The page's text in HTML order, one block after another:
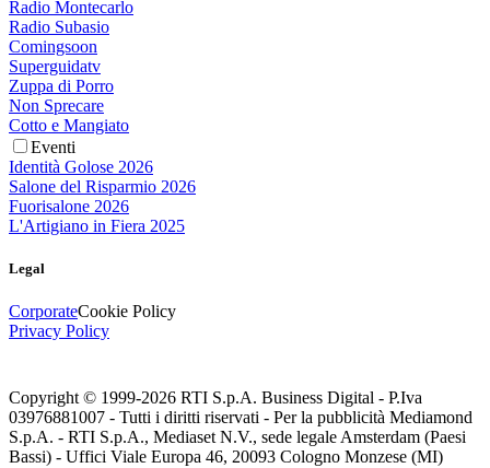
Radio Montecarlo
Radio Subasio
Comingsoon
Superguidatv
Zuppa di Porro
Non Sprecare
Cotto e Mangiato
Eventi
Identità Golose 2026
Salone del Risparmio 2026
Fuorisalone 2026
L'Artigiano in Fiera 2025
Legal
CorporateCookie Policy
Privacy Policy
Copyright © 1999-2026 RTI S.p.A. Business Digital - P.Iva
03976881007 - Tutti i diritti riservati - Per la pubblicità Mediamond
S.p.A. - RTI S.p.A., Mediaset N.V., sede legale Amsterdam (Paesi
Bassi) - Uffici Viale Europa 46, 20093 Cologno Monzese (MI)